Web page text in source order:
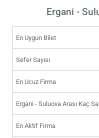
Ergani -
En Uygun Bilet
Sefer Sayısı
En Ucuz Firma
Ergani - Suluova Arası Kaç
En Aktif Firma